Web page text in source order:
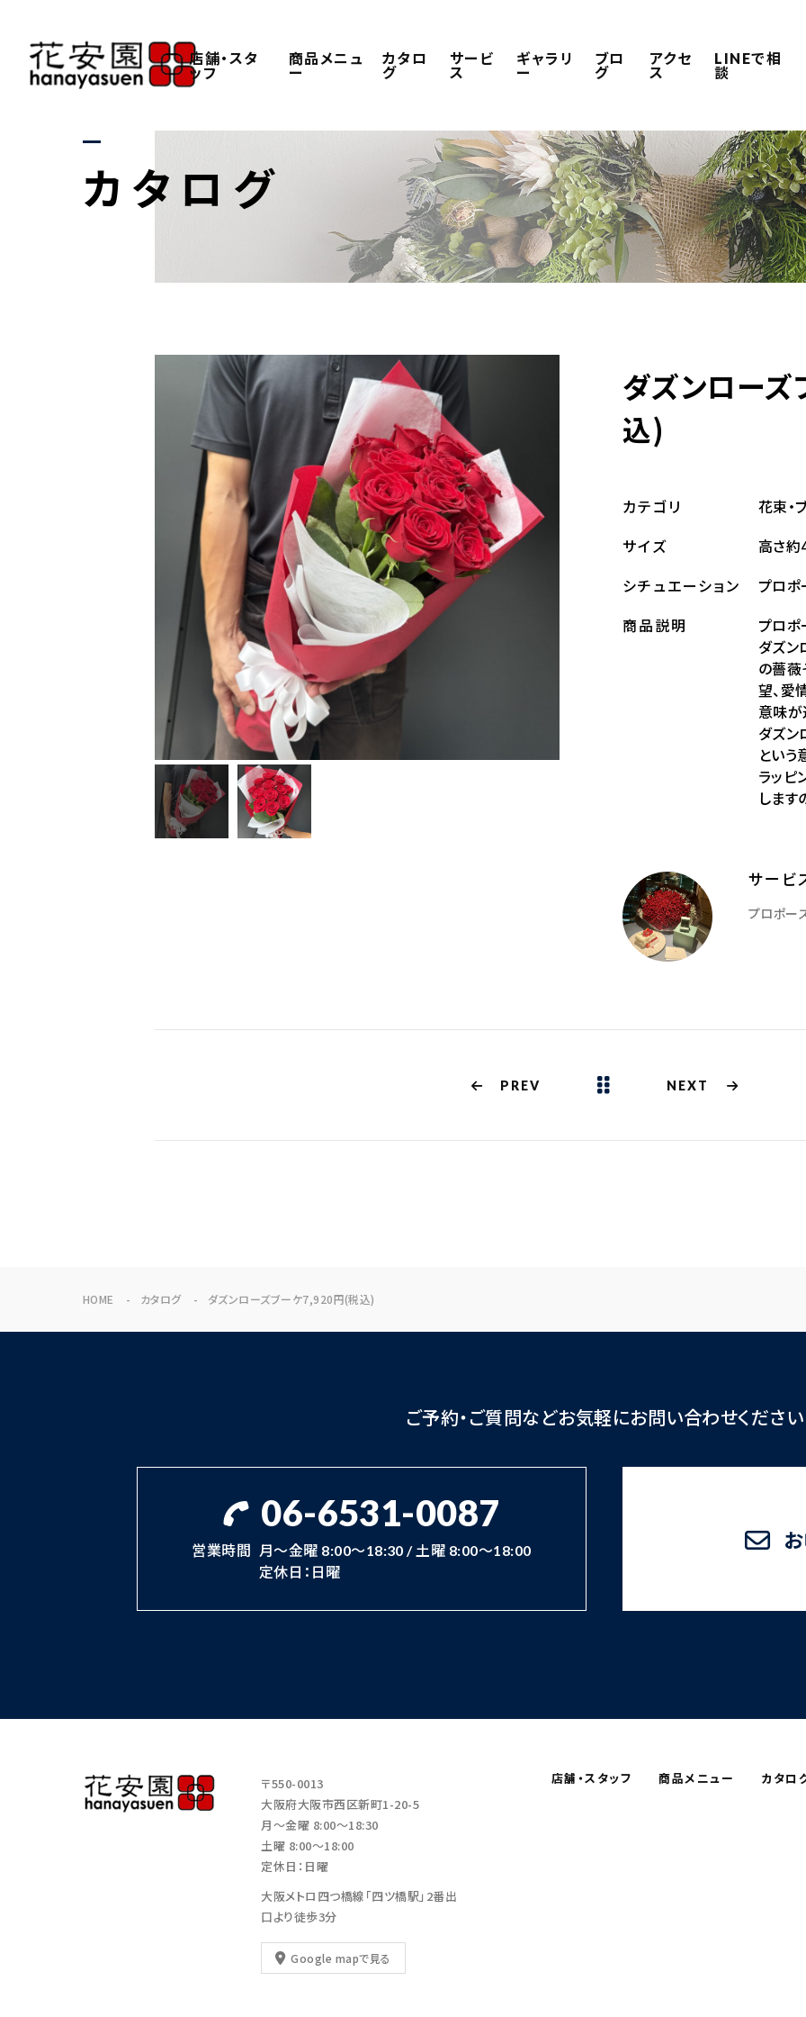
店舗・スタ
ッフ
商品メニュ
ー
カタロ
グ
サービ
ス
ギャラリ
ー
ブロ
グ
アクセ
ス
LINEで相
談
カタログ
ダズンロー
込)
カテゴリ 花束・
サイズ 高さ約
シチュエーション プロポ
商品説明
プロポ
ダズン
の薔薇
望、愛
意味が
ダズン
という
ラッピ
します
サービ
プロポー
PREV NEXT
HOME カタログ ダズンローズブーケ7,920円(税込)
ご予約・ご質問などお気軽にお問い合わせください
06-6531-0087
営業時間 月～金曜 8:00～18:30 / 土曜 8:00～18:00
定休日：日曜
〒550-0013
大阪府大阪市西区新町1-20-5
月～金曜 8:00～18:30
土曜 8:00～18:00
定休日：日曜
大阪メトロ四つ橋線「四ツ橋駅」2番出
口より徒歩3分
Google mapで見る
店舗・スタッフ 商品メニュー カタロ